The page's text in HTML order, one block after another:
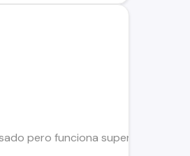
pero funciona super bn